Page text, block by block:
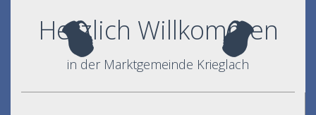
Herzlich Willkommen
in der Marktgemeinde Krieglach